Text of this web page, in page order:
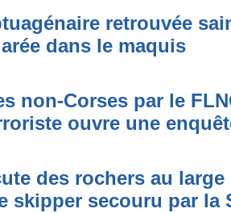
retrouvée
dans le maquis
non-Corses par le
ouvre une
des rochers au large
skipper secouru par la